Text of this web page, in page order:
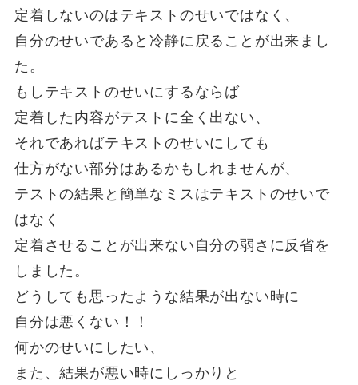
定着しないのはテキストのせいではなく、
自分のせいであると冷静に戻ることが出来まし
た。
もしテキストのせいにするならば
定着した内容がテストに全く出ない、
それであればテキストのせいにしても
仕方がない部分はあるかもしれませんが、
テストの結果と簡単なミスはテキストのせいで
はなく
定着させることが出来ない自分の弱さに反省を
しました。
どうしても思ったような結果が出ない時に
自分は悪くない！！
何かのせいにしたい、
また、結果が悪い時にしっかりと